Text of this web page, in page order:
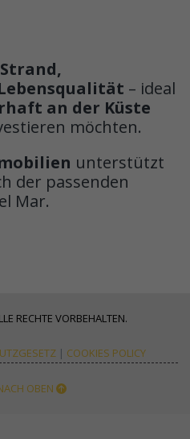
Strand,
– ideal
an der Küste
möchten.
unterstützt
der passenden
Mar.
RECHTE VORBEHALTEN.
| COOKIES POLICY
OBEN